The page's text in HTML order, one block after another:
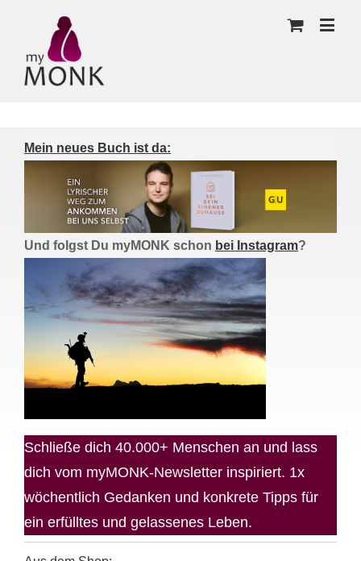
Mein neues Buch ist da:
Und folgst Du myMONK schon bei Instagram?
Schließe dich 40.000+ Menschen an und lass
dich vom myMONK-Newsletter inspiriert. 1x
wöchentlich Gedanken und konkrete Tipps für
ein erfülltes und gelassenes Leben.